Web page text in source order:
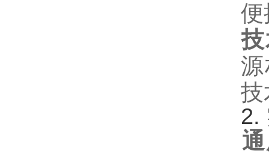
便
技
2. ‌